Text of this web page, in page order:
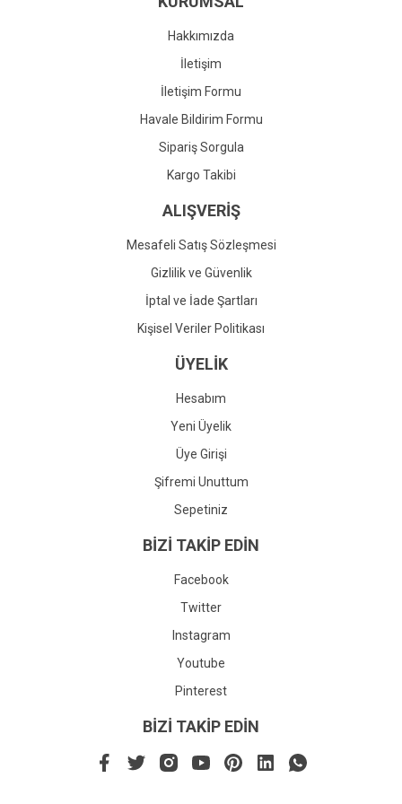
Gönder
Hakkımızda
İletişim
İletişim Formu
Havale Bildirim Formu
Sipariş Sorgula
Kargo Takibi
ALIŞVERİŞ
Mesafeli Satış Sözleşmesi
Gizlilik ve Güvenlik
İptal ve İade Şartları
Kişisel Veriler Politikası
ÜYELİK
Hesabım
Yeni Üyelik
Üye Girişi
Şifremi Unuttum
Sepetiniz
BİZİ TAKİP EDİN
Facebook
Twitter
Instagram
Youtube
Pinterest
BİZİ TAKİP EDİN